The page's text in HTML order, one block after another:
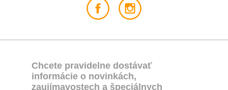
Chcete pravidelne dostávať
informácie o novinkách,
zaujímavostech a špeciálnych